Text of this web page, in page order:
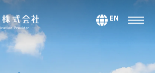
EN
ネルギー